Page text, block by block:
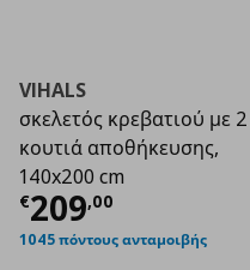
VIHALS
σκελετός κρεβατιού με 2
κουτιά αποθήκευσης,
140x200 cm
€209,00
Τρέχουσα τιμή
1045 πόντους ανταμοιβής